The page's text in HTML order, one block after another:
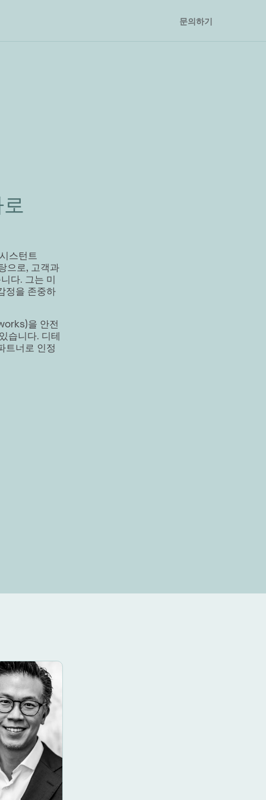
스턴트
으로, 고객과
다. 그는 미
정을 존중하
을 안전
습니다. 디테
트너로 인정
문의하기